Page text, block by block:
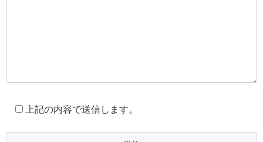
上記の内容で送信します。